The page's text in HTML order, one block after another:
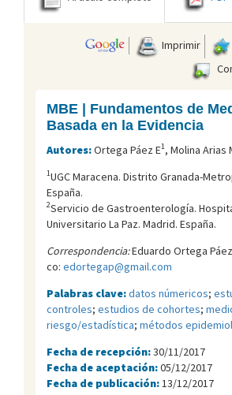
Imprimir
MBE | Fundamentos de
Basada en la Evidencia
Autores:Ortega Páez E1, Molina Arias
1UGC Maracena. Distrito Granada-
España.
2Servicio de Gastroenterología.
Universitario La Paz. Madrid. España.
Correspondencia:Eduardo Ortega
co: edortegap@gmail.com
Palabras clave:datos númericos;
controles; estudios de cohortes;
riesgo/estadística; métodos
Fecha de recepción:30/11/2017
Fecha de aceptación:05/12/2017
Fecha de publicación: 13/12/2017